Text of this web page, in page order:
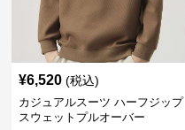
¥6,520 (税込)
カジュアルスーツ ハーフジップ
スウェットプルオーバー